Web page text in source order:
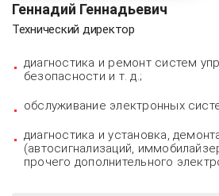
Геннадий Геннадьевич
Технический директор
диагностика и ремонт систем
безопасности и т. д.;
обслуживание электронных
диагностика и установка,
(автосигнализаций,
прочего дополнительного